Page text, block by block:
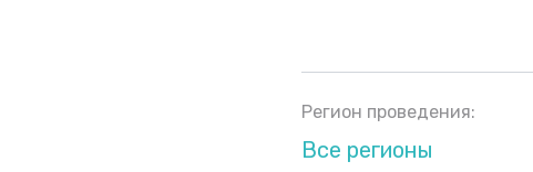
Регион проведения:
Все регионы